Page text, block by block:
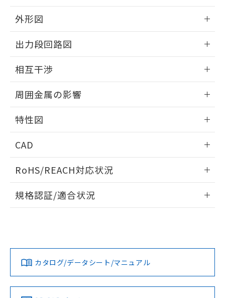
外形図
外形図
出力段回路図
出力段回路図
相互干渉
相互干渉
A: 50mm以上、B: 35mm以上
周囲金属の影響
周囲金属の影響
特性図
検出物体の大きさと材質による影響
CAD
ドすることができます。
ログイン/会員登録
ダウンロードデータをご利用いただく前に、以下を必ずお読
みください。
ソフトウェアの使用条件
RoHS/REACH対応状況
EU RoHS 注意事項・凡例
対応済み
規格認証/適合状況
LR型式承認
（イギリス
船舶規格）
DNV型式承認
（ノルウェー
BV型式承認
（フランス
KR型式
（韓国
カタログ/データシート/マニュアル
品・サービスに関するお客様との取
をご了承ください。
※当社の共同利用者とは、
の共同利用に関して"
下記の非含有証明書をダウンロードするこ
とができます。
51物質の非含有証明書（当社基準）
※本証明書は発行日時点で非含有を証明す
るもので、過去に遡って非含有を証明する
ものではありません。
また、RoHS指令のフタル酸エステル類４
物質の対応では、対応完了までの期間は出
欄に対応日を記載しておりました。
既に当社にて対応品への在庫切替を完了
す。